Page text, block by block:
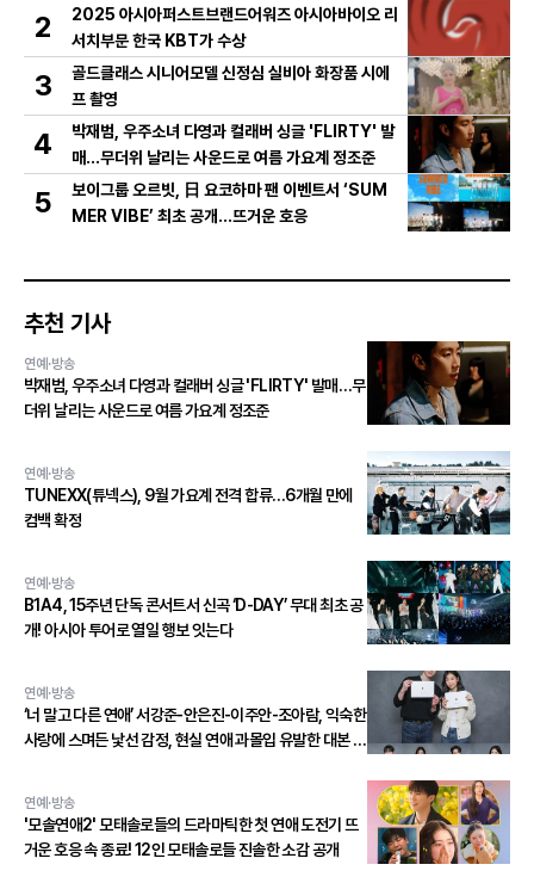
2
2025 아시아퍼스트브랜드어워즈 아시아바이오 리
서치부문 한국 KBT가 수상
3
골드클래스 시니어모델 신정심 실비아 화장품 시에
프 촬영
4
박재범, 우주소녀 다영과 컬래버 싱글 'FLIRTY' 발
매…무더위 날리는 사운드로 여름 가요계 정조준
5
보이그룹 오르빗, 日 요코하마 팬 이벤트서 ‘SUM
MER VIBE’ 최초 공개…뜨거운 호응
추천 기사
연예·방송
박재범, 우주소녀 다영과 컬래버 싱글 'FLIRTY' 발매…무
더위 날리는 사운드로 여름 가요계 정조준
연예·방송
TUNEXX(튜넥스), 9월 가요계 전격 합류…6개월 만에
컴백 확정
연예·방송
B1A4, 15주년 단독 콘서트서 신곡 ‘D-DAY’ 무대 최초 공
개! 아시아 투어로 열일 행보 잇는다
연예·방송
‘너 말고 다른 연애’ 서강준-안은진-이주안-조아람, 익숙한
사랑에 스며든 낯선 감정, 현실 연애 과몰입 유발한 대본 연
연예·방송
'모솔연애2' 모태솔로들의 드라마틱한 첫 연애 도전기 뜨
거운 호응 속 종료! 12인 모태솔로들 진솔한 소감 공개